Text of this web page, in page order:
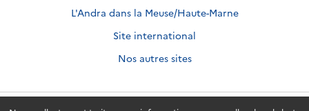
L'Andra dans la Meuse/Haute-Marne
Site international
Nos autres sites